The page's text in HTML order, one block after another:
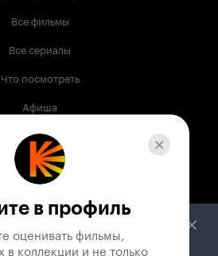
Все фильмы
Все сериалы
Что посмотреть
Афиша
Музыка
Телепрограмма
поддержки
в профиль
оценивать фильмы,
в коллекции и не только